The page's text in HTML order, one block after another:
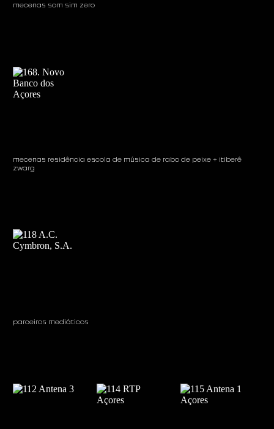
mecenas som sim zero
mecenas residência escola de música de rabo de peixe + itiberê
zwarg
parceiros mediáticos